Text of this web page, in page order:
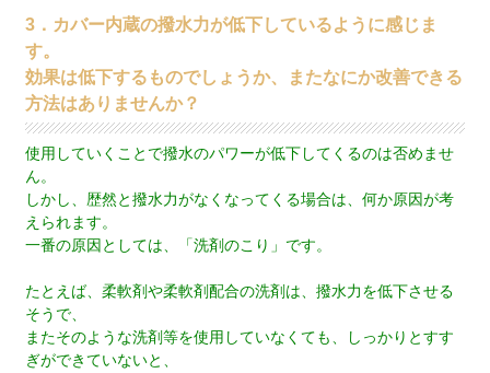
3．カバー内蔵の撥水力が低下しているように感じま
す。
効果は低下するものでしょうか、またなにか改善できる
方法はありませんか？
使用していくことで撥水のパワーが低下してくるのは否めませ
ん。
しかし、歴然と撥水力がなくなってくる場合は、何か原因が考
えられます。
一番の原因としては、「洗剤のこり」です。
たとえば、柔軟剤や柔軟剤配合の洗剤は、撥水力を低下させる
そうで、
またそのような洗剤等を使用していなくても、しっかりとすす
ぎができていないと、